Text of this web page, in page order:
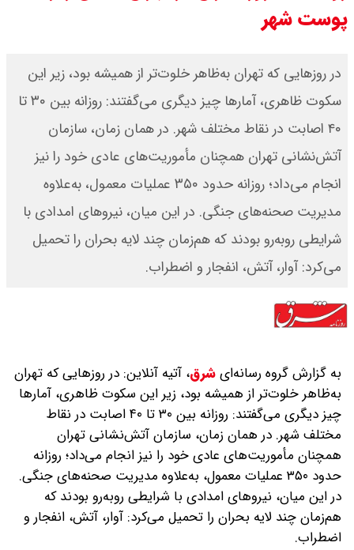
سنتی جمهوری‌خواهان را از دست می
دهد؟
بنزین برای دولت چقدر تمام می شود؟
درصد افزایش می دهند
پوست شهر
در روزهایی که تهران به‌ظاهر خلوت‌تر از همیشه بود، زیر این
سکوت ظاهری، آمارها چیز دیگری می‌گفتند: روزانه بین ۳۰ تا
۴۰ اصابت در نقاط مختلف شهر. در همان زمان، سازمان
آتش‌نشانی تهران همچنان مأموریت‌های عادی خود را نیز
انجام می‌داد؛ روزانه حدود ۳۵۰ عملیات معمول، به‌علاوه
مدیریت صحنه‌های جنگی. در این میان، نیروهای امدادی با
شرایطی روبه‌رو بودند که هم‌زمان چند لایه بحران را تحمیل
می‌کرد: آوار، آتش، انفجار و اضطراب.
به گزارش گروه رسانه‌ایشرق، آتیه آنلاین: در روزهایی که تهران
به‌ظاهر خلوت‌تر از همیشه بود، زیر این سکوت ظاهری، آمارها
چیز دیگری می‌گفتند: روزانه بین ۳۰ تا ۴۰ اصابت در نقاط
مختلف شهر. در همان زمان، سازمان آتش‌نشانی تهران
همچنان مأموریت‌های عادی خود را نیز انجام می‌داد؛ روزانه
حدود ۳۵۰ عملیات معمول، به‌علاوه مدیریت صحنه‌های جنگی.
در این میان، نیروهای امدادی با شرایطی روبه‌رو بودند که
هم‌زمان چند لایه بحران را تحمیل می‌کرد: آوار، آتش، انفجار و
اضطراب.